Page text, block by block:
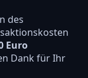
des
Euro
Dank für Ihr